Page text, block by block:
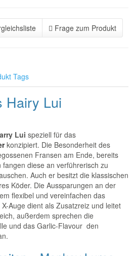
Frage zum Produkt
Tags
Hairy Lui
Lui speziell für das
konzipiert. Die Besonderheit des
Fransen am Ende, bereits
diese an verführerisch zu
Auch er besitzt die klassischen
Köder. Die Aussparungen an der
flexibel und vereinfachen das
Auge dient als Zusatzreiz und leitet
außerdem sprechen die
und das Garlic-Flavour den